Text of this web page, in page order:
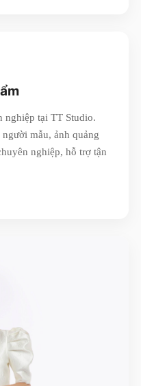
nghiệp tại TT Studio.
mẫu, ảnh quảng
nghiệp, hỗ trợ tận